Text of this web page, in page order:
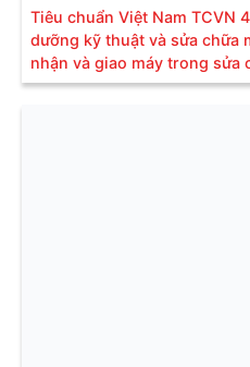
Tiêu chuẩn Việt Nam TCVN
dưỡng kỹ thuật và sửa chữa
nhận và giao máy trong sửa